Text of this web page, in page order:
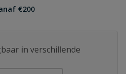
€200
in verschillende